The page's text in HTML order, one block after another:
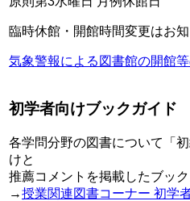
臨時休館・開館時間変更はお
気象警報による図書館の開館
初学者向けブックガイド
各学問分野の図書について「
けと
推薦コメントを掲載したブッ
→授業関連図書コーナー 初学